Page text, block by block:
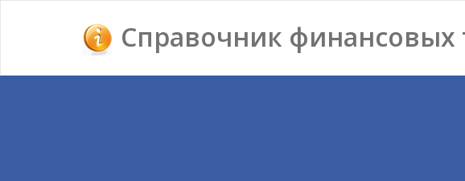
Справочник финансовых